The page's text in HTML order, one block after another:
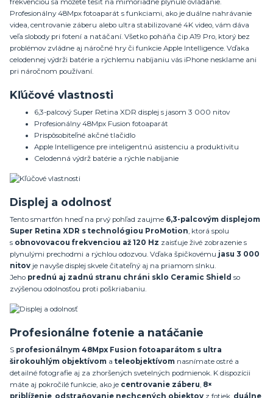
frekvenciou sa môžete tešiť na mimoriadne plynulé ovládanie.
Profesionálny 48Mpx fotoaparát s funkciami, ako je duálne nahrávanie
videa, centrovanie záberu alebo ultra stabilizované 4K video, vám dáva
veľa slobody pri fotení a natáčaní. Všetko poháňa čip A19 Pro, ktorý bez
problémov zvládne aj náročné hry či funkcie Apple Intelligence. Vďaka
celodennej výdrži batérie a rýchlemu nabíjaniu vás iPhone nesklame ani
pri náročnom používaní.
Kľúčové vlastnosti
6,3-palcový Super Retina XDR displej s jasom 3 000 nitov
Profesionálny 48Mpx Fusion fotoaparát
Prispôsobiteľné akčné tlačidlo
Apple Intelligence pre inteligentnú asistenciu a produktivitu
Celodenná výdrž batérie a rýchle nabíjanie
Displej a odolnosť
Tento smartfón hneď na prvý pohľad zaujme 6,3-palcovým displejom
Super Retina XDR s technológiou ProMotion, ktorá spolu
s o bnovovacou frekvenciou až 120 Hz zaisťuje živé zobrazenie s
plynulými prechodmi a rýchlou odozvou. Vďaka špičkovému jasu 3 000
nitov je navyše displej skvele čitateľný aj na priamom slnku.
Jeho prednú aj zadnú stranu chráni sklo Ceramic Shield so
zvýšenou odolnosťou proti poškriabaniu.
Profesionálne fotenie a natáčanie
S profesionálnym 48Mpx Fusion fotoaparátom s ultra
širokouhlým objektívom a teleobjektívom nasnímate ostré a
detailné fotografie aj za zhoršených svetelných podmienok. K dispozícii
máte aj pokročilé funkcie, ako je centrovanie záberu, 8×